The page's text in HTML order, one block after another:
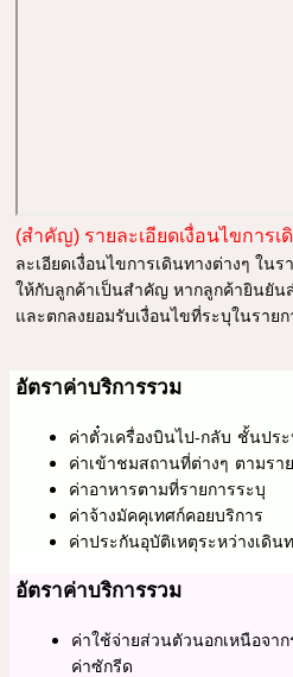
(สำคัญ) รายละเอียดเงื่อนไขการเ
ละเอียดเงื่อนไขการเดินทางต่างๆ ใน
ให้กับลูกค้าเป็นสำคัญ หากลูกค้ายินยัน
และตกลงยอมรับเงื่อนไขที่ระบุในราย
อัตราค่าบริการรวม
ค่าตั๋วเครื่องบินไป-กลับ ชั้นปร
ค่าเข้าชมสถานที่ต่างๆ ตามรา
ค่าอาหารตามที่รายการระบุ
ค่าจ้างมัคคุเทศก์คอยบริการ
ค่าประกันอุบัติเหตุระหว่างเดิน
อัตราค่าบริการรวม
ค่าใช้จ่ายส่วนตัวนอกเหนือจา
ค่าซักรีด